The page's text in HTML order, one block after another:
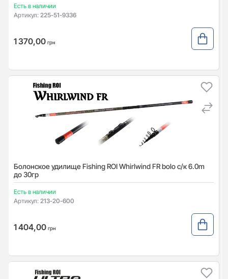
Есть в наличии
Артикул: 225-51-9336
1 370,00 грн
Болонское удилище Fishing ROI Whirlwind FR bolo с/к 6.0m
до 30гр
Есть в наличии
Артикул: 213-20-600
1 404,00 грн